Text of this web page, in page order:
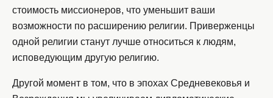
стоимость миссионеров, что уменьшит ваши
возможности по расширению религии. Приверженцы
одной религии станут лучше относиться к людям,
исповедующим другую религию.
Другой момент в том, что в эпохах Средневековья и